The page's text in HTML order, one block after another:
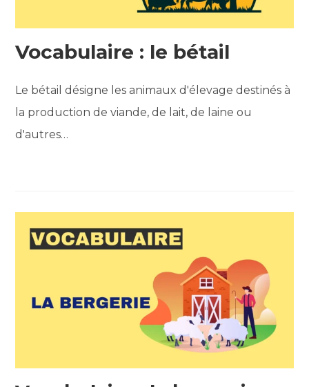
Vocabulaire : le bétail
Le bétail désigne les animaux d'élevage destinés à
la production de viande, de lait, de laine ou
d'autres…